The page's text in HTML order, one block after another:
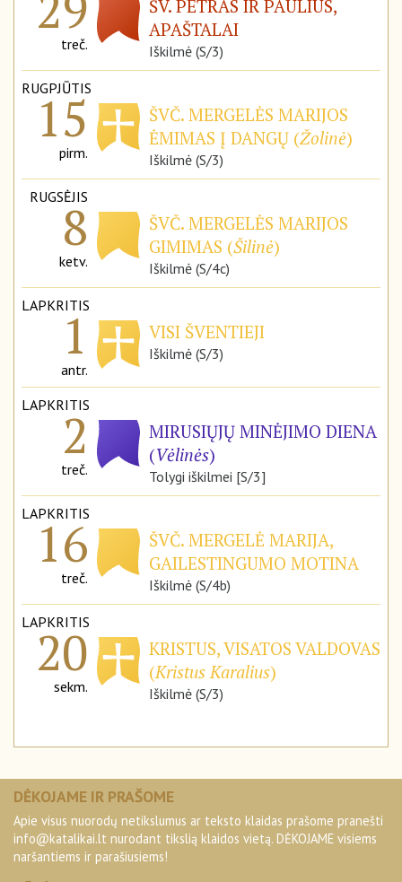
treč.
ŠV. PETRAS IR PAULIUS,
APAŠTALAI
Iškilmė (S/3)
RUGPJŪTIS
15
pirm.
ŠVČ. MERGELĖS MARIJOS
ĖMIMAS Į DANGŲ (Žolinė)
Iškilmė (S/3)
RUGSĖJIS
8
ketv.
ŠVČ. MERGELĖS MARIJOS
GIMIMAS (Šilinė)
Iškilmė (S/4c)
LAPKRITIS
1
antr.
VISI ŠVENTIEJI
Iškilmė (S/3)
LAPKRITIS
2
treč.
MIRUSIŲJŲ MINĖJIMO DIENA
(Vėlinės)
Tolygi iškilmei [S/3]
LAPKRITIS
16
treč.
ŠVČ. MERGELĖ MARIJA,
GAILESTINGUMO MOTINA
Iškilmė (S/4b)
LAPKRITIS
20
sekm.
KRISTUS, VISATOS VALDOVAS
(Kristus Karalius)
Iškilmė (S/3)
DĖKOJAME IR PRAŠOME
Apie visus nuorodų netikslumus ar teksto klaidas prašome pranešti
info@katalikai.lt nurodant tikslią klaidos vietą. DĖKOJAME visiems
naršantiems ir parašiusiems!